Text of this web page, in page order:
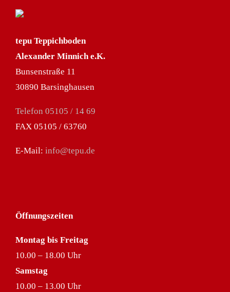
tepu Teppichboden
Alexander Minnich e.K.
Bunsenstraße 11
30890 Barsinghausen
Telefon 05105 / 14 69
FAX 05105 / 63760
E-Mail: info@tepu.de
Öffnungszeiten
Montag bis Freitag
10.00 – 18.00 Uhr
Samstag
10.00 – 13.00 Uhr